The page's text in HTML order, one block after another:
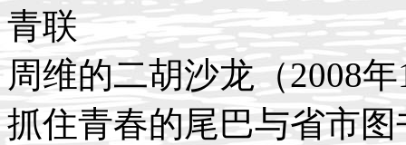
青联
周维的二胡沙龙（2008
抓住青春的尾巴与省市